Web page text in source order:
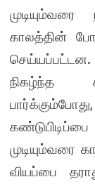
காலத்தின்
செய்யப்பட்டன.
நிகழ்ந்த
முடியும்வரை
வியப்பை